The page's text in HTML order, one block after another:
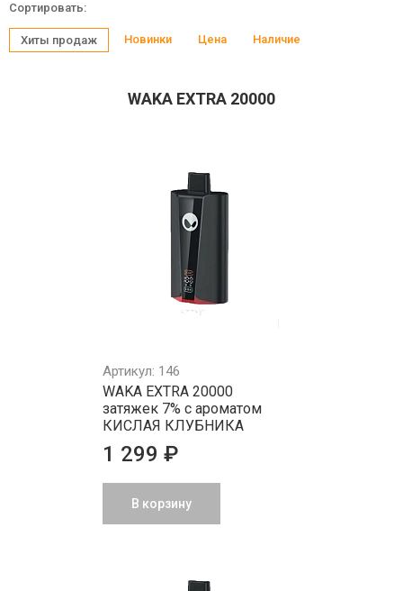
Сортировать:
Хиты продаж Новинки Цена Наличие
WAKA EXTRA 20000
Артикул: 146
WAKA EXTRA 20000
затяжек 7% с ароматом
КИСЛАЯ КЛУБНИКА
1 299 ₽
В корзину